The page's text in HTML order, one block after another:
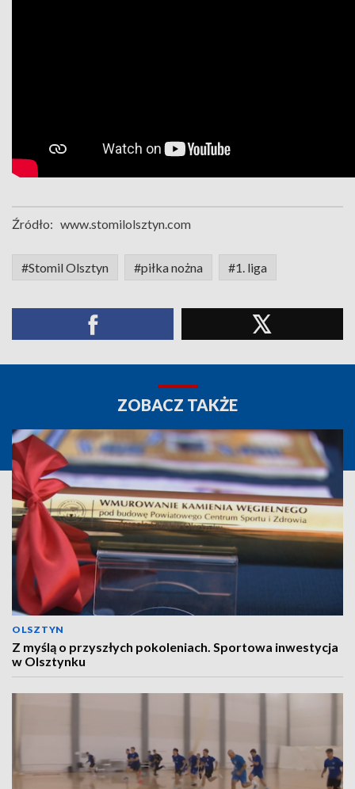
Źródło: www.stomilolsztyn.com
#Stomil Olsztyn #piłka nożna #1. liga
ZOBACZ TAKŻE
OLSZTYN
Z myślą o przyszłych pokoleniach. Sportowa inwestycja
w Olsztynku